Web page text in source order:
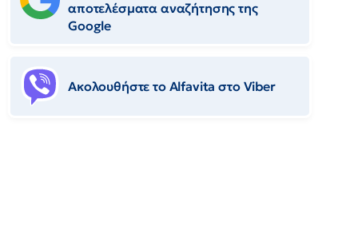
αποτελέσματα αναζήτησης της
Google
Ακολουθήστε το Αlfavita στο Viber